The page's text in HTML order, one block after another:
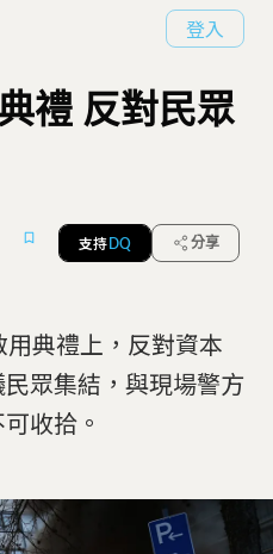
登入
禮 反對民眾
支持 DQ 分享
典禮上，反對資本
眾集結，與現場警方
收拾。